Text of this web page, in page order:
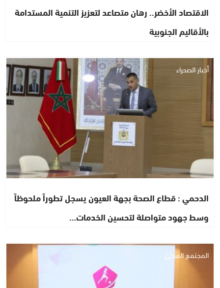
الاقتصاد الأخضر.. رهان متصاعد لتعزيز التنمية المستدامة
بالأقاليم الجنوبية
أخبار الصحراء
الدحمي : قطاع الصحة بجهة العيون يسجل تطوراً ملحوظاً
وسط جهود متواصلة لتحسين الخدمات…
المجتمع المدني